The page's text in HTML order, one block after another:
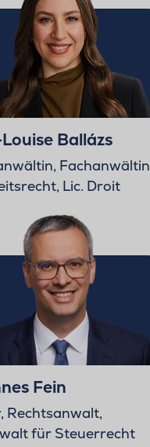
Ballázs
Fachanwältin
Lic. Droit
Fein
Rechtsanwalt,
für Steuerrecht